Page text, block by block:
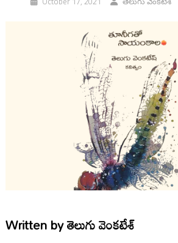
Written byతెలుగు వెంక‌టేశ్‌